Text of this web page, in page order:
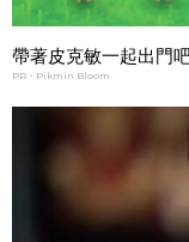
帶著皮克敏一起出門
PR・Pikmin Bloom